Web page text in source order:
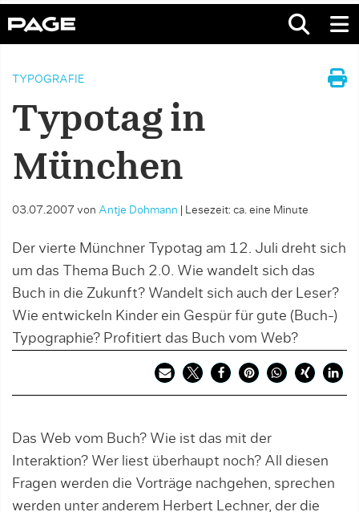
TYPOGRAFIE
Typotag in
München
03.07.2007 von Antje Dohmann Lesezeit: ca. eine Minute
Der vierte Münchner Typotag am 12. Juli dreht sich
um das Thema Buch 2.0. Wie wandelt sich das
Buch in die Zukunft? Wandelt sich auch der Leser?
Wie entwickeln Kinder ein Gespür für gute (Buch-)
Typographie? Profitiert das Buch vom Web?
Das Web vom Buch? Wie ist das mit der
Interaktion? Wer liest überhaupt noch? All diesen
Fragen werden die Vorträge nachgehen, sprechen
werden unter anderem Herbert Lechner, der die